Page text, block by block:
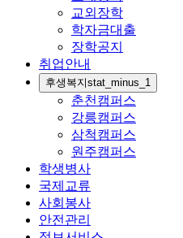
교외장학
학자금대출
장학공지
취업안내
후생복지stat_minus_1
춘천캠퍼스
강릉캠퍼스
삼척캠퍼스
원주캠퍼스
학생병사
국제교류
사회봉사
안전관리